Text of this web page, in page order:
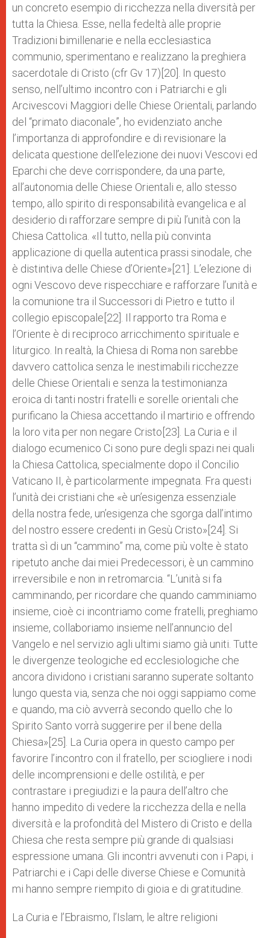
un concreto esempio di ricchezza nella diversità per
tutta la Chiesa. Esse, nella fedeltà alle proprie
Tradizioni bimillenarie e nella ecclesiastica
communio, sperimentano e realizzano la preghiera
sacerdotale di Cristo (cfr Gv 17)[20]. In questo
senso, nell’ultimo incontro con i Patriarchi e gli
Arcivescovi Maggiori delle Chiese Orientali, parlando
del “primato diaconale”, ho evidenziato anche
l’importanza di approfondire e di revisionare la
delicata questione dell’elezione dei nuovi Vescovi ed
Eparchi che deve corrispondere, da una parte,
all’autonomia delle Chiese Orientali e, allo stesso
tempo, allo spirito di responsabilità evangelica e al
desiderio di rafforzare sempre di più l’unità con la
Chiesa Cattolica. «Il tutto, nella più convinta
applicazione di quella autentica prassi sinodale, che
è distintiva delle Chiese d’Oriente»[21]. L’elezione di
ogni Vescovo deve rispecchiare e rafforzare l’unità e
la comunione tra il Successori di Pietro e tutto il
collegio episcopale[22]. Il rapporto tra Roma e
l’Oriente è di reciproco arricchimento spirituale e
liturgico. In realtà, la Chiesa di Roma non sarebbe
davvero cattolica senza le inestimabili ricchezze
delle Chiese Orientali e senza la testimonianza
eroica di tanti nostri fratelli e sorelle orientali che
purificano la Chiesa accettando il martirio e offrendo
la loro vita per non negare Cristo[23]. La Curia e il
dialogo ecumenico Ci sono pure degli spazi nei quali
la Chiesa Cattolica, specialmente dopo il Concilio
Vaticano II, è particolarmente impegnata. Fra questi
l’unità dei cristiani che «è un’esigenza essenziale
della nostra fede, un’esigenza che sgorga dall’intimo
del nostro essere credenti in Gesù Cristo»[24]. Si
tratta sì di un “cammino” ma, come più volte è stato
ripetuto anche dai miei Predecessori, è un cammino
irreversibile e non in retromarcia. “L’unità si fa
camminando, per ricordare che quando camminiamo
insieme, cioè ci incontriamo come fratelli, preghiamo
insieme, collaboriamo insieme nell’annuncio del
Vangelo e nel servizio agli ultimi siamo già uniti. Tutte
le divergenze teologiche ed ecclesiologiche che
ancora dividono i cristiani saranno superate soltanto
lungo questa via, senza che noi oggi sappiamo come
e quando, ma ciò avverrà secondo quello che lo
Spirito Santo vorrà suggerire per il bene della
Chiesa»[25]. La Curia opera in questo campo per
favorire l’incontro con il fratello, per sciogliere i nodi
delle incomprensioni e delle ostilità, e per
contrastare i pregiudizi e la paura dell’altro che
hanno impedito di vedere la ricchezza della e nella
diversità e la profondità del Mistero di Cristo e della
Chiesa che resta sempre più grande di qualsiasi
espressione umana. Gli incontri avvenuti con i Papi, i
Patriarchi e i Capi delle diverse Chiese e Comunità
mi hanno sempre riempito di gioia e di gratitudine.
La Curia e l’Ebraismo, l’Islam, le altre religioni